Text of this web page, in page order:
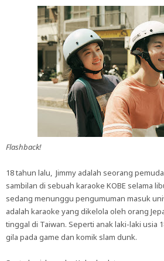
Flashback!
18 tahun lalu, Jimmy adalah seorang
sambilan di sebuah karaoke KOBE selama
sedang menunggu pengumuman masuk
adalah karaoke yang dikelola oleh orang
tinggal di Taiwan. Seperti anak laki-laki usia
gila pada game dan komik slam dunk.